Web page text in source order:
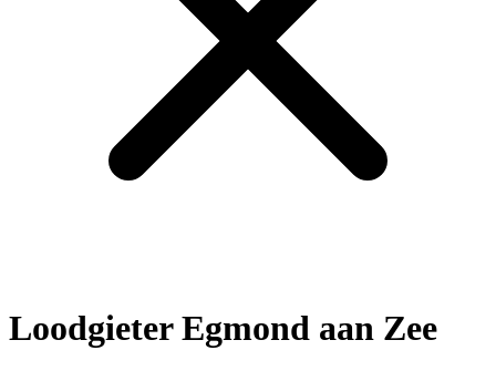
LoodgieterEgmond aan Zee